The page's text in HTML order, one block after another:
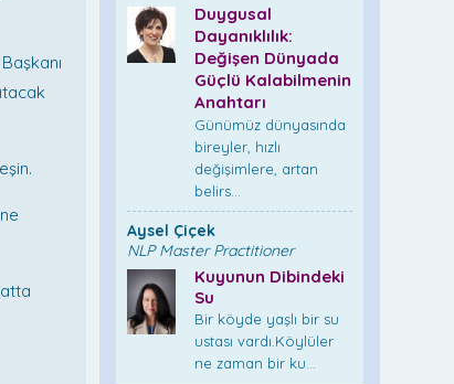
Duygusal
Dayanıklılık:
Değişen Dünyada
Güçlü Kalabilmenin
Anahtarı
Günümüz dünyasında
bireyler, hızlı
değişimlere, artan
belirs...
Aysel Çiçek
NLP Master Practitioner
Kuyunun Dibindeki
Su
Bir köyde yaşlı bir su
ustası vardı.Köylüler
ne zaman bir ku...